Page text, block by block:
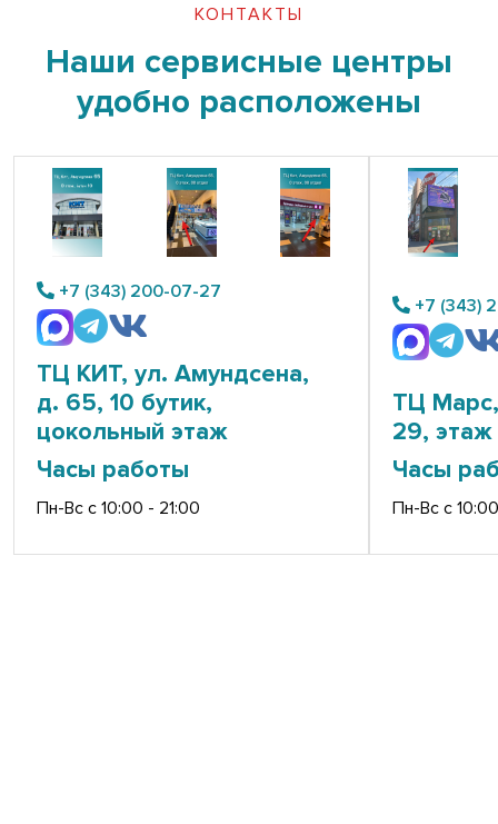
КОНТАКТЫ
Наши сервисные центры
удобно расположены
+7 (343) 200-07-27
ТЦ КИТ, ул. Амундсена,
д. 65, 10 бутик,
цокольный этаж
Часы работы
Пн-Вс с 10:00 - 21:00
+7 (343)
ТЦ
29, этаж
Часы
Пн-Вс с